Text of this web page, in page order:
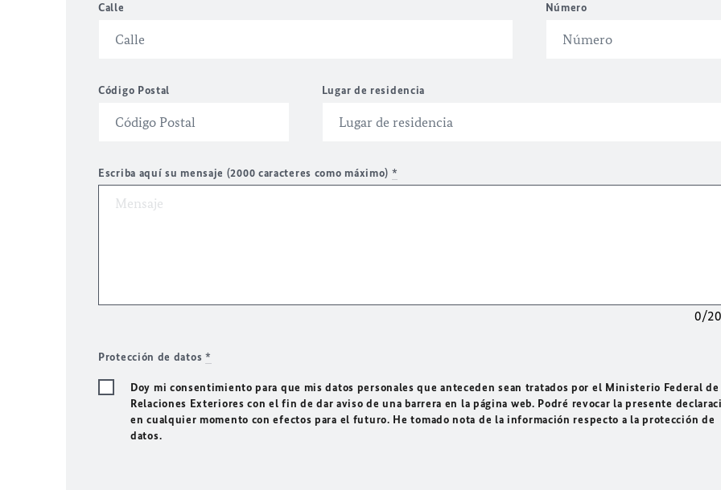
Calle Número
Código Postal Lugar de residencia
Escriba aquí su mensaje (2000 caracteres como máximo) *
0/
Protección de datos *
Doy mi consentimiento para que mis datos personales que anteceden sean tratados por el Ministerio Federal de
Relaciones Exteriores con el fin de dar aviso de una barrera en la página web. Podré revocar la presente
en cualquier momento con efectos para el futuro. He tomado nota de la información respecto a la protección de
datos.